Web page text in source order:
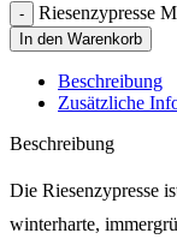
Riesenzypresse
In den Warenkorb
Beschreibung
Zusätzliche
Beschreibung
Die Riesenzypresse
winterharte,